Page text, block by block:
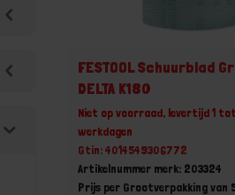
FESTOOL Schuurblad
DELTA K180
Niet op voorraad, levertijd 1
werkdagen
Gtin: 4014549306772
Artikelnummer merk: 203324
Prijs per Grootverpakking van